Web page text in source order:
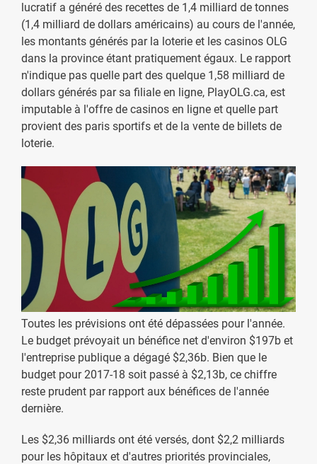
lucratif a généré des recettes de 1,4 milliard de tonnes
(1,4 milliard de dollars américains) au cours de l'année,
les montants générés par la loterie et les casinos OLG
dans la province étant pratiquement égaux. Le rapport
n'indique pas quelle part des quelque 1,58 milliard de
dollars générés par sa filiale en ligne, PlayOLG.ca, est
imputable à l'offre de casinos en ligne et quelle part
provient des paris sportifs et de la vente de billets de
loterie.
Toutes les prévisions ont été dépassées pour l'année.
Le budget prévoyait un bénéfice net d'environ $197b et
l'entreprise publique a dégagé $2,36b. Bien que le
budget pour 2017-18 soit passé à $2,13b, ce chiffre
reste prudent par rapport aux bénéfices de l'année
dernière.
Les $2,36 milliards ont été versés, dont $2,2 milliards
pour les hôpitaux et d'autres priorités provinciales,